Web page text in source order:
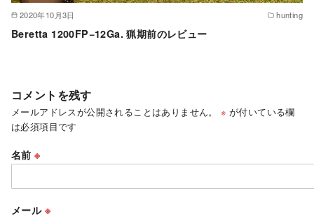
2020年10月3日 hunting
Beretta 1200FP−12Ga. 猟期前のレビュー
コメントを残す
メールアドレスが公開されることはありません。 ※ が付いている欄
は必須項目です
名前※
メール ※